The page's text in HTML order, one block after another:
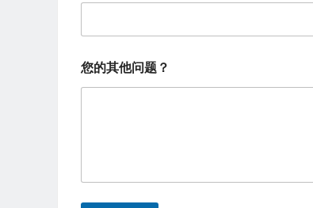
望
盟
城
市
u
l
您的其他问题？